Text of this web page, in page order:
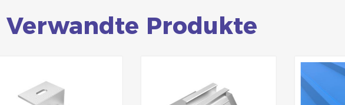
Verwandte Produkte